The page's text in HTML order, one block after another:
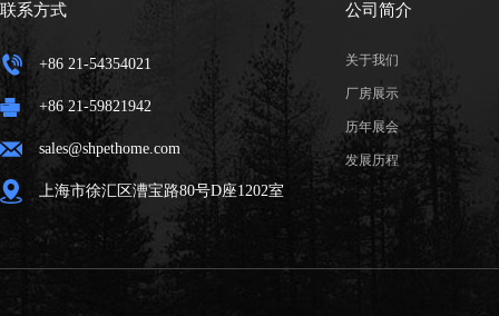
联系方式
+86 21-54354021
+86 21-59821942
sales@shpethome.com
上海市徐汇区漕宝路80号D座1202室
公司简介
关于我们
厂房展示
历年展会
发展历程